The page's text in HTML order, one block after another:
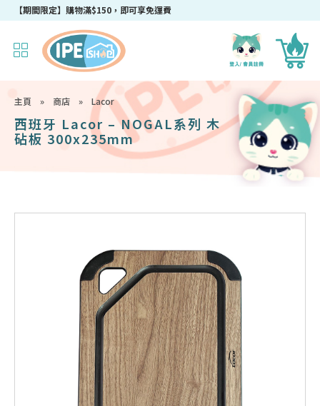
【期間限定】購物滿$150，即可享免運費
成為IPEshop會員，新會員即可獲得迎新$50購物優惠碼！
主頁 » 商店 » Lacor
西班牙 Lacor – NOGAL系列 木
砧板 300x235mm